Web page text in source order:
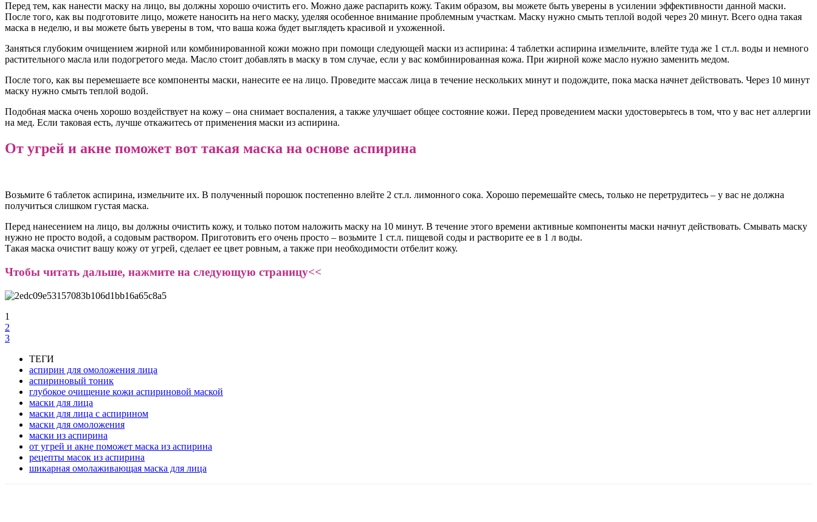
Перед тем, как нанести маску на лицо, вы должны хорошо очистить его. Можно даже распарить кожу. Таким образом, вы можете быть уверены в усилении эффективности данной маски.
После того, как вы подготовите лицо, можете наносить на него маску, уделяя особенное внимание проблемным участкам. Маску нужно смыть теплой водой через 20 минут. Всего одна такая
маска в неделю, и вы можете быть уверены в том, что ваша кожа будет выглядеть красивой и ухоженной.
Заняться глубоким очищением жирной или комбинированной кожи можно при помощи следующей маски из аспирина: 4 таблетки аспирина измельчите, влейте туда же 1 ст.л. воды и немного
растительного масла или подогретого меда. Масло стоит добавлять в маску в том случае, если у вас комбинированная кожа. При жирной коже масло нужно заменить медом.
После того, как вы перемешаете все компоненты маски, нанесите ее на лицо. Проведите массаж лица в течение нескольких минут и подождите, пока маска начнет действовать. Через 10 минут
маску нужно смыть теплой водой.
Подобная маска очень хорошо воздействует на кожу – она снимает воспаления, а также улучшает общее состояние кожи. Перед проведением маски удостоверьтесь в том, что у вас нет аллергии
на мед. Если таковая есть, лучше откажитесь от применения маски из аспирина.
От угрей и акне поможет вот такая маска на основе аспирина
Возьмите 6 таблеток аспирина, измельчите их. В полученный порошок постепенно влейте 2 ст.л. лимонного сока. Хорошо перемешайте смесь, только не перетрудитесь – у вас не должна
получиться слишком густая маска.
Перед нанесением на лицо, вы должны очистить кожу, и только потом наложить маску на 10 минут. В течение этого времени активные компоненты маски начнут действовать. Смывать маску
нужно не просто водой, а содовым раствором. Приготовить его очень просто – возьмите 1 ст.л. пищевой соды и растворите ее в 1 л воды.
Такая маска очистит вашу кожу от угрей, сделает ее цвет ровным, а также при необходимости отбелит кожу.
Чтобы читать дальше, нажмите на следующую страницу<<
1
2
3
ТЕГИ
аспирин для омоложения лица
аспириновый тоник
глубокое очищение кожи аспириновой маской
маски для лица
маски для лица с аспирином
маски для омоложения
маски из аспирина
от угрей и акне поможет маска из аспирина
рецепты масок из аспирина
шикарная омолаживающая маска для лица